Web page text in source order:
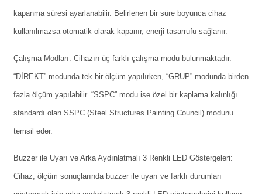
kapanma süresi ayarlanabilir. Belirlenen bir süre boyunca cihaz
kullanılmazsa otomatik olarak kapanır, enerji tasarrufu sağlanır.
Çalışma Modları: Cihazın üç farklı çalışma modu bulunmaktadır.
“DİREKT” modunda tek bir ölçüm yapılırken, “GRUP” modunda birden
fazla ölçüm yapılabilir. “SSPC” modu ise özel bir kaplama kalınlığı
standardı olan SSPC (Steel Structures Painting Council) modunu
temsil eder.
Buzzer ile Uyarı ve Arka Aydınlatmalı 3 Renkli LED Göstergeleri:
Cihaz, ölçüm sonuçlarında buzzer ile uyarı ve farklı durumları